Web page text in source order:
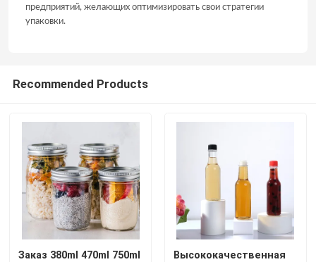
предприятий, желающих оптимизировать свои стратегии
упаковки.
Recommended Products
Заказ 380ml 470ml 750ml
Высококачественная